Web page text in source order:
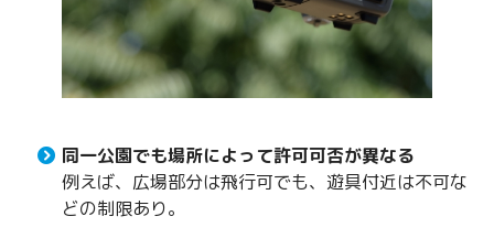
同一公園でも場所によって許可可否が異なる
例えば、広場部分は飛行可でも、遊具付近は不可な
どの制限あり。